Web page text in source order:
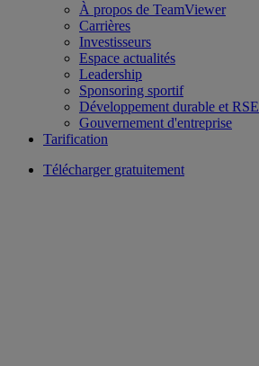
À propos de TeamViewer
Carrières
Investisseurs
Espace actualités
Leadership
Sponsoring sportif
Développement durable et RSE
Gouvernement d'entreprise
Tarification
Télécharger gratuitement